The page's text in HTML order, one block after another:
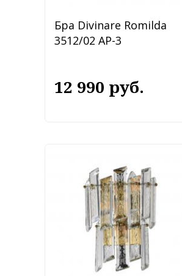
Бра Divinare Romilda
3512/02 AP-3
12 990 руб.